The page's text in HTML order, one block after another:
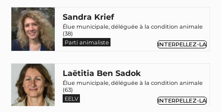
Sandra Krief
Élue municipale, déléguée à la condition animale
(38)
Parti animaliste
INTERPELLEZ-LA
Laëtitia Ben Sadok
Élue municipale, déléguée à la condition animale
(63)
EELV
INTERPELLEZ-LA